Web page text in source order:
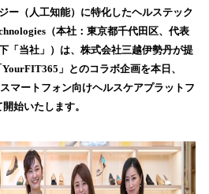
ー（人工知能）に特化したヘルステック
（本社：東京都千代田区、代表
「当社」）は、株式会社三越伊勢丹が提
」とのコラボ企画を本日、
マートフォン向けヘルスケアプラットフ
始いたします。